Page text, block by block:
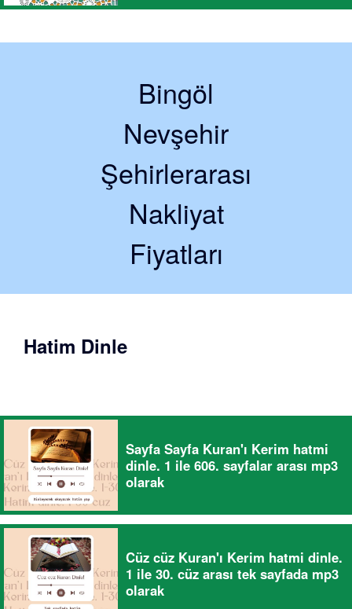
Bingöl
Nevşehir
Şehirlerarası
Nakliyat
Fiyatları
Hatim Dinle
Sayfa Sayfa Kuran'ı Kerim hatmi
dinle. 1 ile 606. sayfalar arası mp3
olarak
Cüz cüz Kuran'ı Kerim hatmi dinle.
1 ile 30. cüz arası tek sayfada mp3
olarak